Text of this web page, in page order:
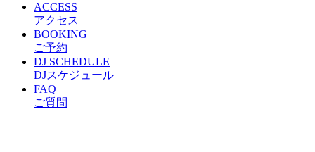
ACCESS
アクセス
BOOKING
ご予約
DJ SCHEDULE
DJスケジュール
FAQ
ご質問